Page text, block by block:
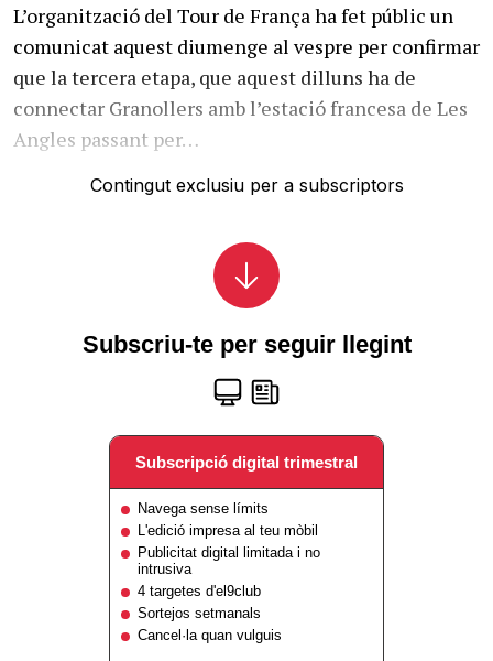
L’organització del Tour de França ha fet públic un
comunicat aquest diumenge al vespre per confirmar
que la tercera etapa, que aquest dilluns ha de
connectar Granollers amb l’estació francesa de Les
Angles passant per…
Contingut exclusiu per a subscriptors